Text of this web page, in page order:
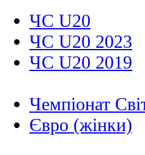
ЧС U20
ЧС U20 2023
ЧС U20 2019
Чемпіонат
Євро (жінки)